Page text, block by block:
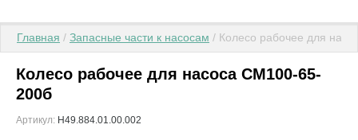
Главная / Запасные части к насосам / Колесо рабочее для
Колесо рабочее для насоса СМ100-65-
200б
Артикул: Н49.884.01.00.002